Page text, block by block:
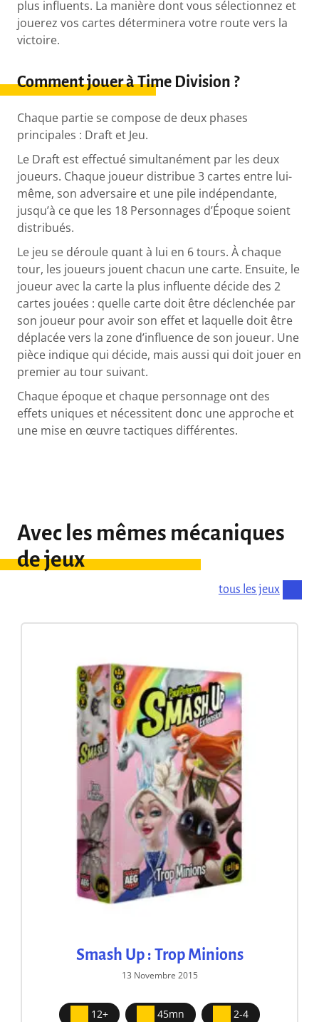
plus influents. La manière dont vous sélectionnez et
jouerez vos cartes déterminera votre route vers la
victoire.
Comment jouer à Time Division ?
Chaque partie se compose de deux phases
principales : Draft et Jeu.
Le Draft est effectué simultanément par les deux
joueurs. Chaque joueur distribue 3 cartes entre lui-
même, son adversaire et une pile indépendante,
jusqu’à ce que les 18 Personnages d’Époque soient
distribués.
Le jeu se déroule quant à lui en 6 tours. À chaque
tour, les joueurs jouent chacun une carte. Ensuite, le
joueur avec la carte la plus influente décide des 2
cartes jouées : quelle carte doit être déclenchée par
son joueur pour avoir son effet et laquelle doit être
déplacée vers la zone d’influence de son joueur. Une
pièce indique qui décide, mais aussi qui doit jouer en
premier au tour suivant.
Chaque époque et chaque personnage ont des
effets uniques et nécessitent donc une approche et
une mise en œuvre tactiques différentes.
Avec les mêmes mécaniques
de jeux
tous les jeux
Smash Up : Trop Minions
13 Novembre 2015
12+ 45mn 2-4